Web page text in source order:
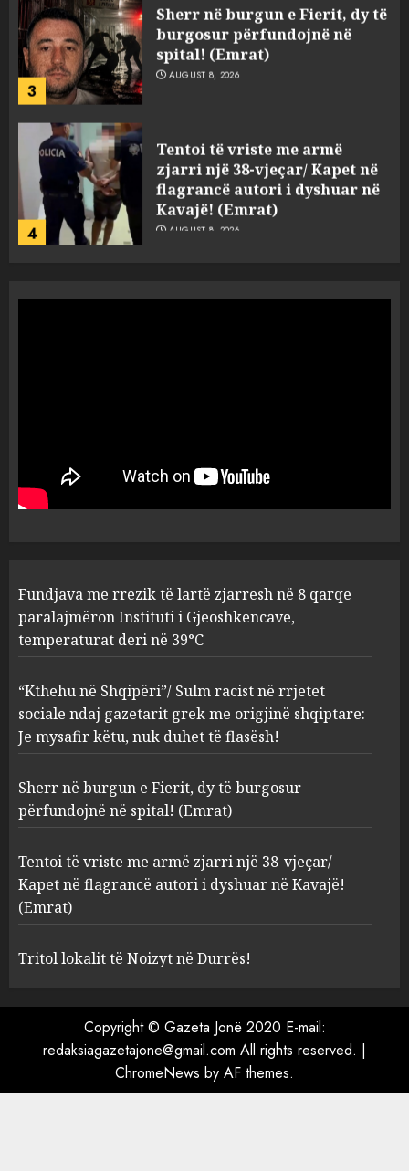
3
Sherr në burgun e Fierit, dy të
burgosur përfundojnë në
spital! (Emrat)
AUGUST 8, 2026
4
Tentoi të vriste me armë
zjarri një 38-vjeçar/ Kapet në
flagrancë autori i dyshuar në
Kavajë! (Emrat)
AUGUST 8, 2026
Tritol lokalit të Noizyt në
1
paralajmëron Instituti i
Gjeoshkencave, temperaturat
deri në 39°C
2
racist në rrjetet sociale ndaj
gazetarit grek me origjinë
shqiptare: Je mysafir këtu,
nuk duhet të flasësh!
3
Sherr në burgun e Fierit, dy të
burgosur përfundojnë në
AUGUST 8, 2026
Tentoi të vriste me armë
zjarri një 38-vjeçar/ Kapet në
flagrancë autori i dyshuar në
Kavajë! (Emrat)
Tritol lokalit të Noizyt në
Durrës!
AUGUST 8, 2026
Fundjava me rrezik të lartë zjarresh në 8 qarqe
paralajmëron Instituti i Gjeoshkencave,
temperaturat deri në 39°C
“Kthehu në Shqipëri”/ Sulm racist në rrjetet
sociale ndaj gazetarit grek me origjinë shqiptare:
Je mysafir këtu, nuk duhet të flasësh!
Sherr në burgun e Fierit, dy të burgosur
përfundojnë në spital! (Emrat)
Tentoi të vriste me armë zjarri një 38-vjeçar/
Kapet në flagrancë autori i dyshuar në Kavajë!
(Emrat)
Tritol lokalit të Noizyt në Durrës!
Copyright © Gazeta Jonë 2020 E-mail:
redaksiagazetajone@gmail.com All rights reserved. |
ChromeNews by AF themes.